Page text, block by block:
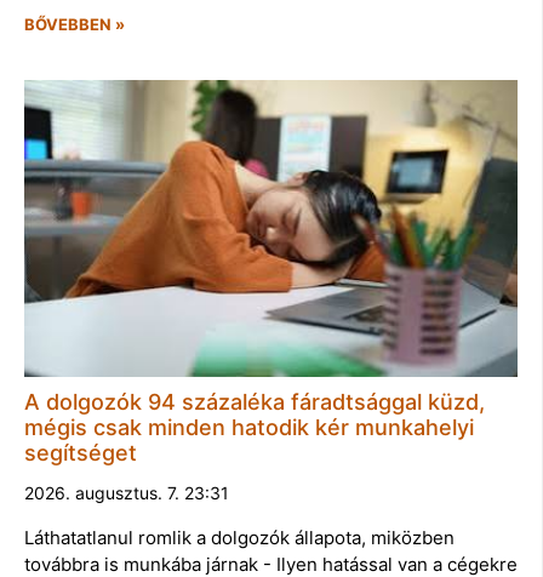
BŐVEBBEN »
A dolgozók 94 százaléka fáradtsággal küzd,
mégis csak minden hatodik kér munkahelyi
segítséget
2026. augusztus. 7. 23:31
Láthatatlanul romlik a dolgozók állapota, miközben
továbbra is munkába járnak - Ilyen hatással van a cégekre